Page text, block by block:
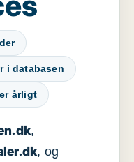
i databasen
årligt
,
, og